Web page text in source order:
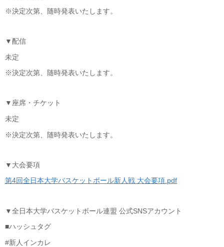
※決定次第、随時発表いたします。
▼配信
未定
※決定次第、随時発表いたします。
▼座席・チケット
未定
※決定次第、随時発表いたします。
▼大会要項
第4回全日本大学バスケットボール新人戦 大会要項.pdf
▼全日本大学バスケットボール連盟 公式SNSアカウント
■ハッシュタグ
#新人インカレ